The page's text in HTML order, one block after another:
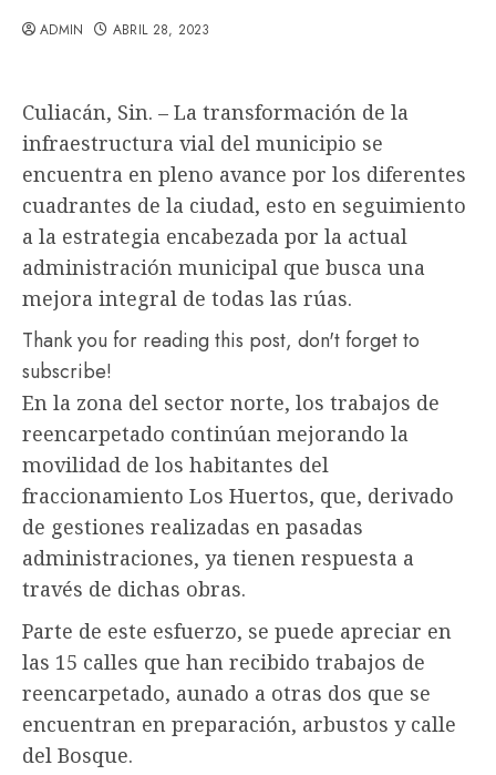
ADMIN ABRIL 28, 2023
Culiacán, Sin. – La transformación de la
infraestructura vial del municipio se
encuentra en pleno avance por los diferentes
cuadrantes de la ciudad, esto en seguimiento
a la estrategia encabezada por la actual
administración municipal que busca una
mejora integral de todas las rúas.
Thank you for reading this post, don't forget to
subscribe!
En la zona del sector norte, los trabajos de
reencarpetado continúan mejorando la
movilidad de los habitantes del
fraccionamiento Los Huertos, que, derivado
de gestiones realizadas en pasadas
administraciones, ya tienen respuesta a
través de dichas obras.
Parte de este esfuerzo, se puede apreciar en
las 15 calles que han recibido trabajos de
reencarpetado, aunado a otras dos que se
encuentran en preparación, arbustos y calle
del Bosque.